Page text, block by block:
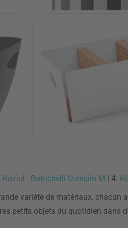
Koziol - Bottichelli Utensilo M | 4.
variété de matériaux, chacun
petits objets du quotidien dans